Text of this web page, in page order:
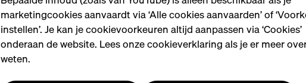
marketingcookies aanvaardt via ‘Alle cookies aanvaarden’ of
instellen’. Je kan je cookievoorkeuren altijd aanpassen via ‘Cookies’
onderaan de website. Lees onze cookieverklaring als je er meer
weten.